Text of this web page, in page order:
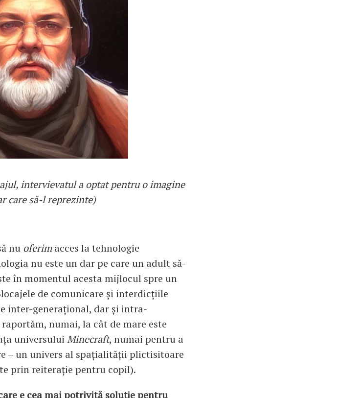
intervievatul a optat pentru o imagine
care să-l reprezinte)
nu oferimacces la tehnologie
nu este un dar pe care un adult să-
în momentul acesta mijlocul spre un
de comunicare și interdicțiile
inter-generațional, dar și intra-
numai, la cât de mare este
universului Minecraft, numai pentru a
– un univers al spațialității plictisitoare
prin reiterație pentru copil).
e cea mai potrivită soluție pentru